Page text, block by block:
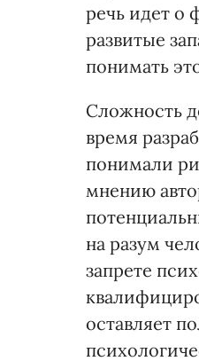
речь идет о
развитые
понимать
Сложность
время
понимали
мнению
на разум
запрете
оставляет